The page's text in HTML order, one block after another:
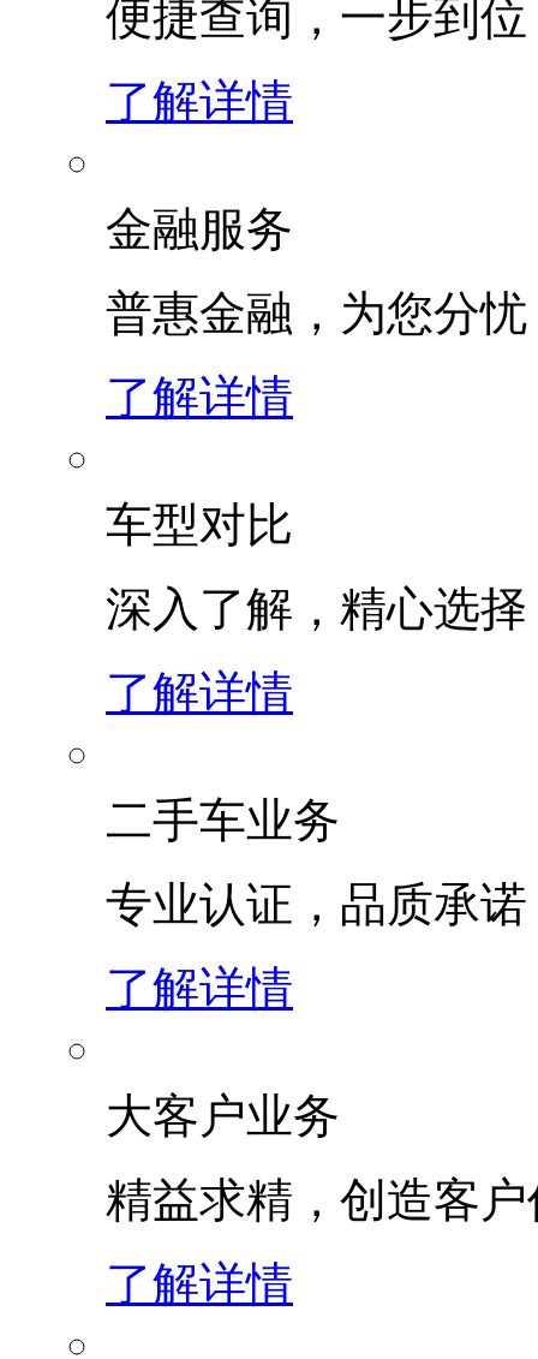
便捷查询，一步到位
了解详情
金融服务
普惠金融，为您分忧
了解详情
车型对比
深入了解，精心选择
了解详情
二手车业务
专业认证，品质承诺
了解详情
大客户业务
精益求精，创造客
了解详情